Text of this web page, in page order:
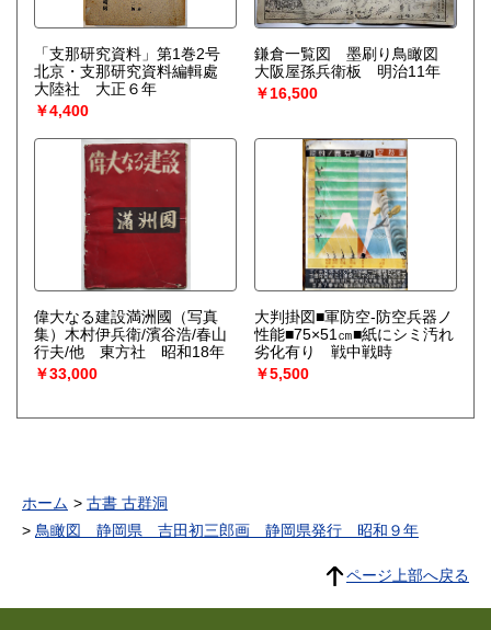
「支那研究資料」第1巻2号
北京・支那研究資料編輯處
大陸社 大正６年
￥4,400
鎌倉一覧図 墨刷り鳥瞰図
大阪屋孫兵衛板 明治11年
￥16,500
偉大なる建設満洲國（写真
集）木村伊兵衛/濱谷浩/春山
行夫/他 東方社 昭和18年
￥33,000
大判掛図■軍防空-防空兵器ノ
性能■75×51㎝■紙にシミ汚れ
劣化有り 戦中戦時
￥5,500
ホーム
古書 古群洞
鳥瞰図 静岡県 吉田初三郎画 静岡県発行 昭和９年
ページ上部へ戻る